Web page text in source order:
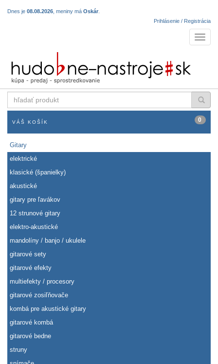
Dnes je 08.08.2026 , meniny má Oskár
Prihlásenie / Registrácia
produkt
VÁŠ KOŠÍK 0
Gitary
elektrické
klasické (španielky)
akustické
gitary pre ľavákov
12 strunové gitary
elektro-akustické
mandolíny / banjo / ukulele
gitarové sety
gitarové efekty
multiefekty / procesory
gitarové zosiľňovače
kombá pre akustické gitary
gitarové kombá
gitarové bedne
struny